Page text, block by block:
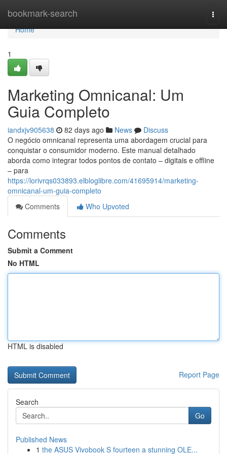
bookmark-search
Home
Home
1
Marketing Omnicanal: Um
Guia Completo
iandxjv905638 82 days ago News
Discuss
O negócio omnicanal representa uma abordagem crucial para
conquistar o consumidor moderno. Este manual detalhado
aborda como integrar todos pontos de contato – digitais e offline
– para
https://lorivrqs033893.elbloglibre.com/41695914/marketing-
omnicanal-um-guia-completo
Comments
Who Upvoted
Comments
Submit a Comment
No HTML
HTML is disabled
Report Page
Search
Go
Published News
1 the ASUS Vivobook S fourteen a stunning OLE...